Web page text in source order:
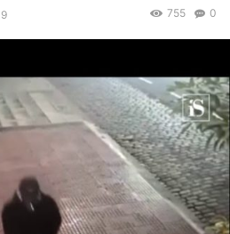
0
755